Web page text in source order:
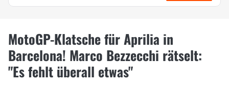
MotoGP-Klatsche für Aprilia in
Barcelona! Marco Bezzecchi rätselt:
"Es fehlt überall etwas"